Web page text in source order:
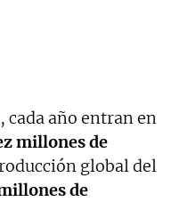
cada año entran en
millones de
global del
de